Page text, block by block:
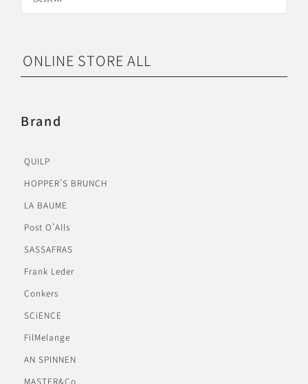
ONLINE STORE ALL
Brand
QUILP
HOPPER’S BRUNCH
LA BAUME
Post O’Alls
SASSAFRAS
Frank Leder
Conkers
SCiENCE
FilMelange
AN SPINNEN
MASTER&Co.